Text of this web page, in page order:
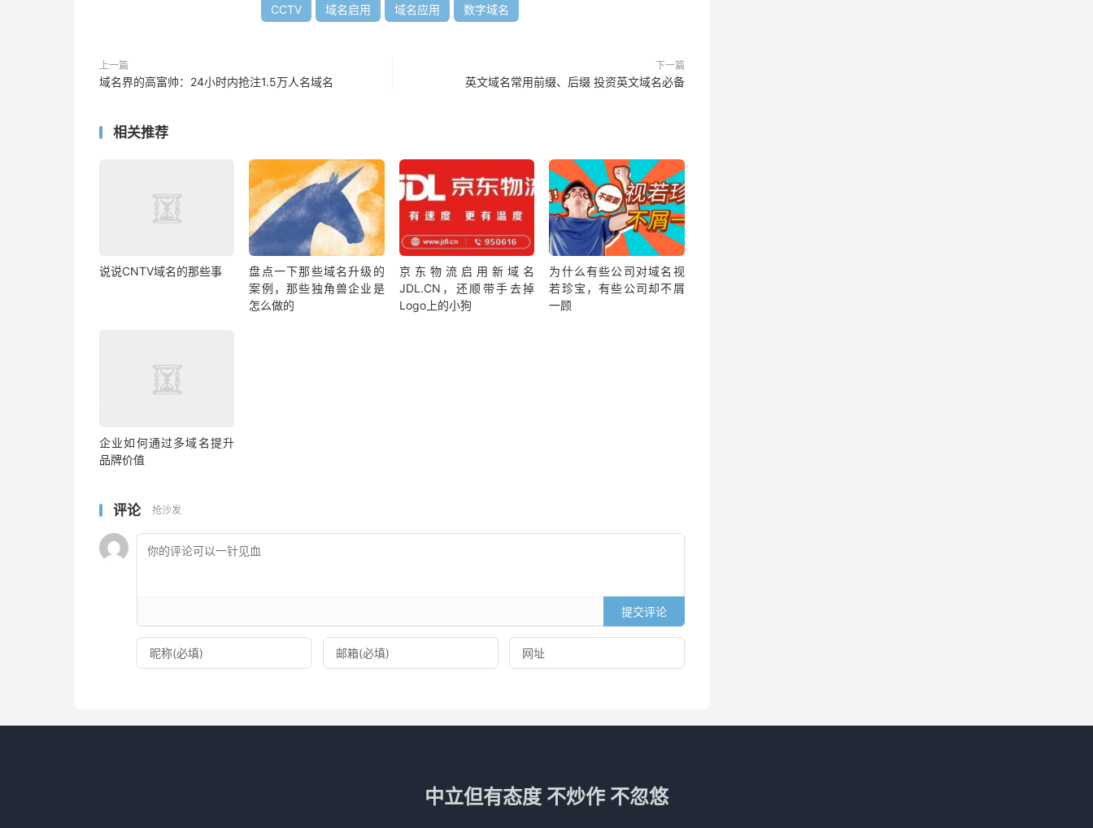
CCTV 域名启用 域名应用 数字域名
上一篇
域名界的高富帅：24小时内抢注1.5万人名域名
下一篇
英文域名常用前缀、后缀 投资英文域名必备
相关推荐
说说CNTV域名的那些事
盘点一下那些域名升级的
案例，那些独角兽企业是
怎么做的
京东物流启用新域名
JDL.CN，还顺带手去掉
Logo上的小狗
为什么有些公司对域名视
若珍宝，有些公司却不屑
一顾
企业如何通过多域名提升
品牌价值
评论 抢沙发
提交评论
中立但有态度 不炒作 不忽悠